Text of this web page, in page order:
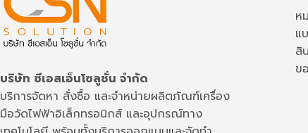
บริษัท ซีเอสเอ็นโซลูชั่น จำกัด
บริการจัดหา สั่งซื้อ และจำหน่ายผลิตภัณฑ์เครื่อง
มือวัดไฟฟ้าอิเล็กทรอนิกส์ และอุปกรณ์ทาง
ห
แ
สิ
ข